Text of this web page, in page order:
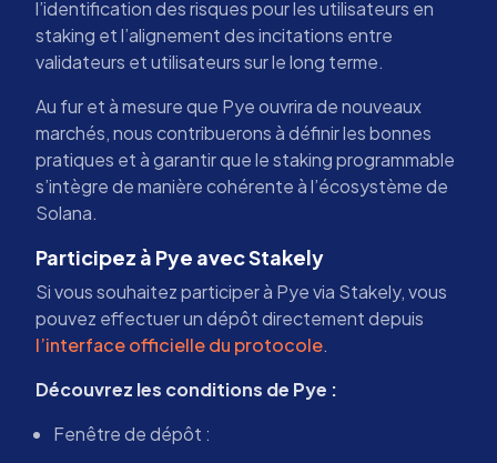
l’identification des risques pour les utilisateurs en
staking et l’alignement des incitations entre
validateurs et utilisateurs sur le long terme.
Au fur et à mesure que Pye ouvrira de nouveaux
marchés, nous contribuerons à définir les bonnes
pratiques et à garantir que le staking programmable
s’intègre de manière cohérente à l’écosystème de
Solana.
Participez à Pye avec Stakely
Si vous souhaitez participer à Pye via Stakely, vous
pouvez effectuer un dépôt directement depuis
l’interface officielle du protocole.
Découvrez les conditions de Pye :
Fenêtre de dépôt :